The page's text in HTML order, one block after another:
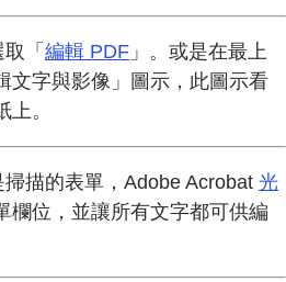
「 編輯 PDF 」。或是在最上
文字與影像」圖示，此圖示看
。
描的表單，Adobe Acrobat 光
欄位，並讓所有文字都可供編